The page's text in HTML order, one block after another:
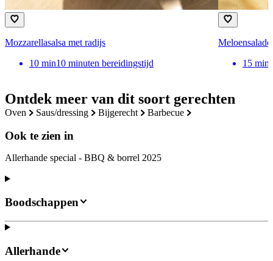
Ontdek meer van dit soort gerechten
oven saus/dressing bijgerecht barbecue
Ook te zien in
Allerhande special - BBQ & borrel 2025
Mozzarellasalsa met radijs
10 min10 minuten bereidingstijd
15 min
Boodschappen
Allerhande